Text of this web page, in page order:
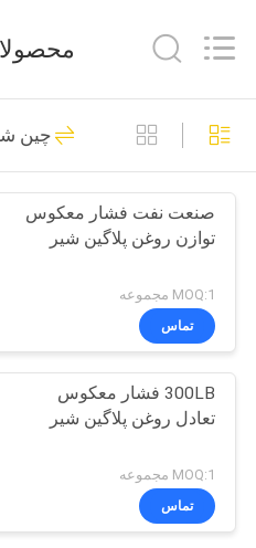
خونه
محصولات
درباره
تور
کارخانه
کنترل
کیفیت
valve
group.
Reserved.
دریچه
54
دریچه
45
چین
صنعت نفت فشار معکوس
توازن روغن پلاگین شیر
MOQ:1 مجموعه
تماس
300LB فشار معکوس
تعادل روغن پلاگین شیر
MOQ:1 مجموعه
تماس